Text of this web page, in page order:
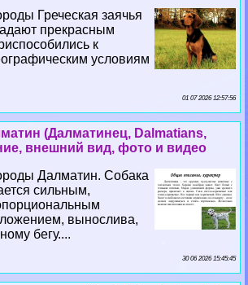
Греческая заячья
прекрасным
к
условиям
01 07 2026 12:57:56
(Далматинец, Dalmatians,
внешний вид, фото и видео
Далматин. Собака
сильным,
вынослива,
бегу....
30 06 2026 15:45:45